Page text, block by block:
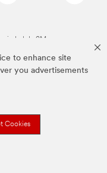
to enhance site
you advertisements
Cookies
de 3M